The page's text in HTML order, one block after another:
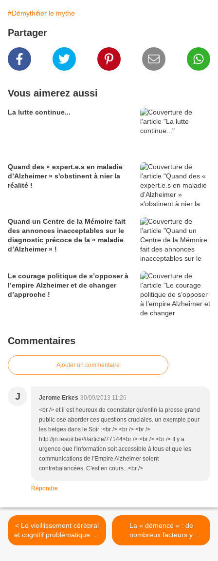
#Démythifier le mythe
Partager
Vous aimerez aussi
La lutte continue...
Quand des « expert.e.s en maladie
d’Alzheimer » s'obstinent à nier la
réalité !
Quand un Centre de la Mémoire fait
des annonces inacceptables sur le
diagnostic précoce de la « maladie
d’Alzheimer » !
Le courage politique de s’opposer à
l’empire Alzheimer et de changer
d’approche !
Commentaires
Ajouter un commentaire
J Jerome Erkes 30/09/2013 11:26
<br /> et il est heureux de coonstater qu'enfin la presse grand
public ose aborder ces questions cruciales. un exemple pour
les belges dans le Soir :<br /> <br /> <br />
http://jn.lesoir.be/#/article/77144<br /> <br /> <br /> Il y a
urgence que l'information soit accessible à tous et que les
communications de l'Empire Alzheimer soient
contrebalancées. C'est en cours...<br />
Répondre
< Le vieillissement cérébral
et cognitif problématique (la
«démence») : S’affranchir
La « démence » : de
nombreux facteurs y
contribuent, tout au long de